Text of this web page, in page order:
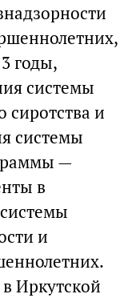
годы,
системы
сиротства и
системы
—
в
и
Иркутской